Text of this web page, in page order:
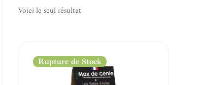
Voici le seul résultat
Rupture de Stock